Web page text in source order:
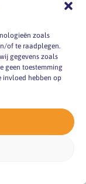
zoals
of te raadplegen.
gegevens zoals
geen toestemming
invloed hebben op